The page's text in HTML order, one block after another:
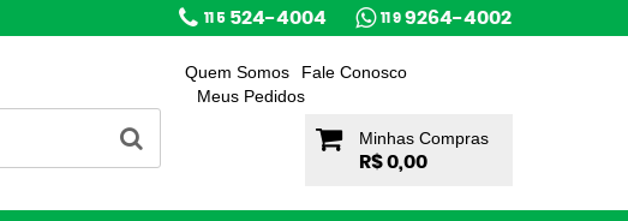
11 5 524-4004 11 9 9264-4002
Quem Somos
Fale Conosco
Meus Pedidos
Minhas Compras
R$ 0,00